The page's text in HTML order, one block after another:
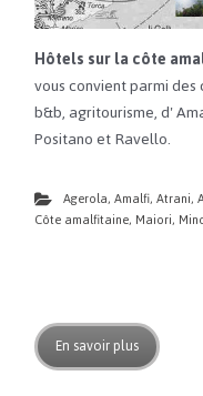
Hôtels sur la côte
vous convient parmi
b&b, agritourisme, d'
Positano et Ravello.
Agerola,Amalfi,Atrani,
Côte amalfitaine, Maiori,
En savoir plus